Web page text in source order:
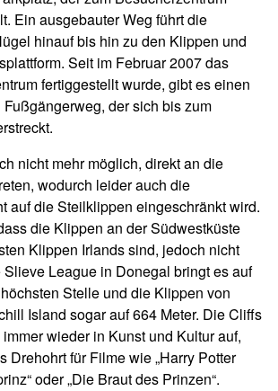
Ein ausgebauter Weg führt die
hinauf bis hin zu den Klippen und
Seit im Februar 2007 das
fertiggestellt wurde, gibt es einen
der sich bis zum
nicht mehr möglich, direkt an die
wodurch leider auch die
auf die Steilklippen eingeschränkt wird.
die Klippen an der Südwestküste
Klippen Irlands sind, jedoch nicht
League in Donegal bringt es auf
Stelle und die Klippen von
Island sogar auf 664 Meter. Die Cliffs
wieder in Kunst und Kultur auf,
Drehohrt für Filme wie „Harry Potter
oder „Die Braut des Prinzen“.